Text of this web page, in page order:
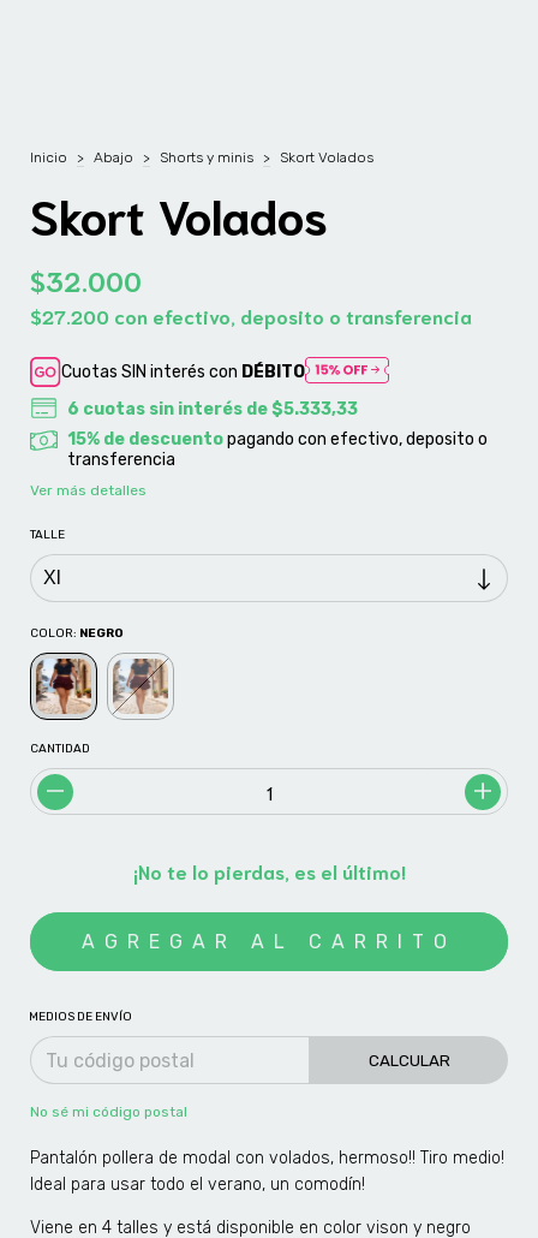
Inicio > Abajo > Shorts y minis > Skort Volados
Skort Volados
$32.000
$27.200 con efectivo, deposito o transferencia
Cuotas SIN interés con DÉBITO
6 cuotas sin interés de$5.333,33
15% de descuentopagando con efectivo, deposito o
transferencia
Ver más detalles
TALLE
COLOR: NEGRO
CANTIDAD
¡No te lo pierdas, es el último!
MEDIOS DE ENVÍO
CALCULAR
No sé mi código postal
Pantalón pollera de modal con volados, hermoso!! Tiro medio!
Ideal para usar todo el verano, un comodín!
Viene en 4 talles y está disponible en color vison y negro